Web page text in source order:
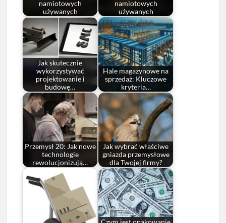
namiotowych
używanych
namiotowych
używanych
Jak skutecznie
wykorzystywać
projektowanie i
budowę…
Hale magazynowe na
sprzedaż: Kluczowe
kryteria…
Przemysł 20: Jak nowe
technologie
rewolucjonizują…
Jak wybrać właściwe
gniazda przemysłowe
dla Twojej firmy?